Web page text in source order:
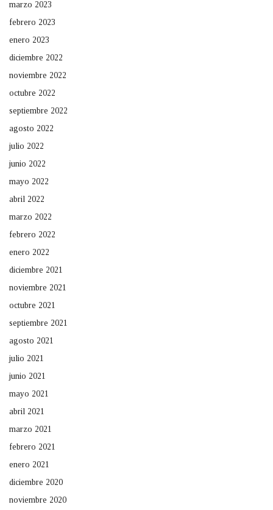
marzo 2023
febrero 2023
enero 2023
diciembre 2022
noviembre 2022
octubre 2022
septiembre 2022
agosto 2022
julio 2022
junio 2022
mayo 2022
abril 2022
marzo 2022
febrero 2022
enero 2022
diciembre 2021
noviembre 2021
octubre 2021
septiembre 2021
agosto 2021
julio 2021
junio 2021
mayo 2021
abril 2021
marzo 2021
febrero 2021
enero 2021
diciembre 2020
noviembre 2020